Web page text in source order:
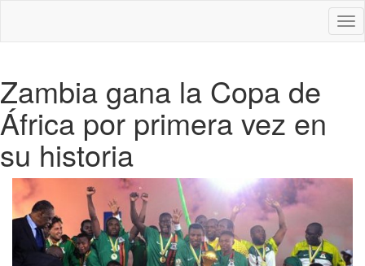
Zambia gana la Copa de
África por primera vez en
su historia